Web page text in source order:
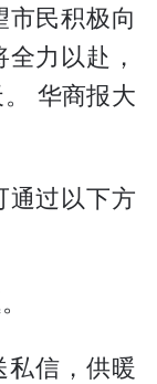
市民积极向
力以赴，
华商报大
通过以下方
私信，供暖